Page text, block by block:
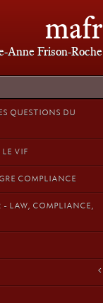
mafr
Anne Frison-Roche
QUESTIONS DU
VIF
COMPLIANCE
- LAW, COMPLIANCE,